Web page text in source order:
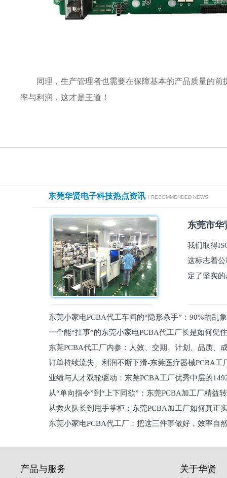
同理，生产管理者也需要在保障基本的产品质量的
率与利润，这才是王道！
东莞华贤电子科技热点资讯 / RECOMMENDED NEWS
东莞市华
我们取得
这标志着
定了坚实
东莞小家电PCBA代工车间的“隐形杀手”：90%的乱
员工一个能“扛事”的东莞小家电PCBA代工厂长是如何兜
东莞PCBA代工厂内参：人效、交期、计划、品质
维锁客法则
订单持续流失、利润不断下滑-东莞医疗器械PCBA工
理死穴必须堵住
业绩与人才双轮驱动：东莞PCBA工厂优秀中层的
从“单向指令”到“上下同欲”：东莞PCBA加工厂精益
关键从救火队长到甩手掌柜：东莞PCBA加工厂如何真正
东莞小家电PCBA代工厂：把这三件事做好，效率自
产品与服务 关于华贤